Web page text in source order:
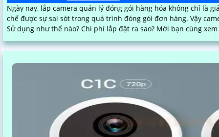
Ngày nay, lắp camera quản lý đóng gói hàng hóa không chỉ là
chế được sự sai sót trong quá trình đóng gói đơn hàng. Vậy
Sử dụng như thế nào? Chi phí lắp đặt ra sao? Mời bạn cùng